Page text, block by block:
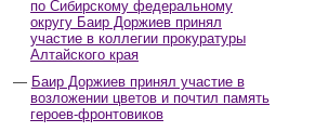
по Сибирскому федеральному
округу Баир Доржиев принял
участие в коллегии прокуратуры
Алтайского края
Баир Доржиев принял участие в
возложении цветов и почтил память
героев-фронтовиков